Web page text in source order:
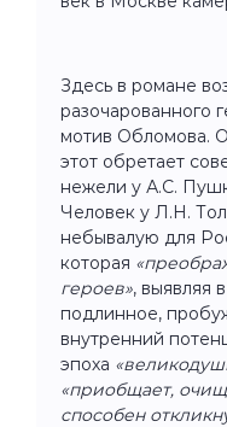
Здесь в романе
разочарованного
мотив Обломова.
этот обретает
нежели у А.С.
Человек у Л.Н.
небывалую для
которая
героев», выявляя
подлинное,
внутренний
эпоха
«приобщает,
способен